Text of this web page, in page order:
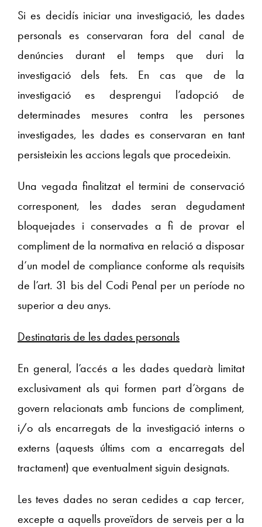
Si es decidís iniciar una investigació, les dades
personals es conservaran fora del canal de
denúncies durant el temps que duri la
investigació dels fets. En cas que de la
investigació es desprengui l’adopció de
determinades mesures contra les persones
investigades, les dades es conservaran en tant
persisteixin les accions legals que procedeixin.
Una vegada finalitzat el termini de conservació
corresponent, les dades seran degudament
bloquejades i conservades a fi de provar el
compliment de la normativa en relació a disposar
d’un model de compliance conforme als requisits
de l’art. 31 bis del Codi Penal per un període no
superior a deu anys.
Destinataris de les dades personals
En general, l’accés a les dades quedarà limitat
exclusivament als qui formen part d’òrgans de
govern relacionats amb funcions de compliment,
i/o als encarregats de la investigació interns o
externs (aquests últims com a encarregats del
tractament) que eventualment siguin designats.
Les teves dades no seran cedides a cap tercer,
excepte a aquells proveïdors de serveis per a la